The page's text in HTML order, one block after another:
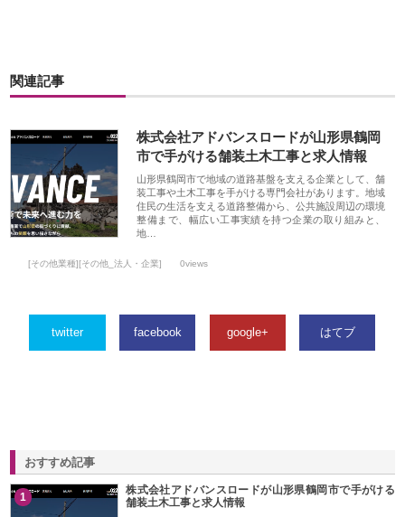
関連記事
株式会社アドバンスロードが山形県鶴岡
市で手がける舗装土木工事と求人情報
山形県鶴岡市で地域の道路基盤を支える企業として、舗
装工事や土木工事を手がける専門会社があります。地域
住民の生活を支える道路整備から、公共施設周辺の環境
整備まで、幅広い工事実績を持つ企業の取り組みと、
地…
[その他業種][その他_法人・企業] 0views
twitter facebook google+ はてブ
おすすめ記事
1
株式会社アドバンスロードが山形県鶴岡市で手がける
舗装土木工事と求人情報